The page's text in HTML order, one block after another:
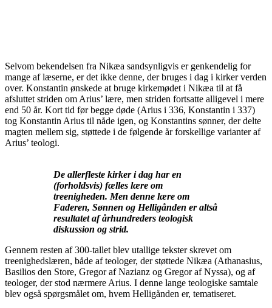
Selvom bekendelsen fra Nikæa sandsynligvis er genkendelig for
mange af læserne, er det ikke denne, der bruges i dag i kirker verden
over. Konstantin ønskede at bruge kirkemødet i Nikæa til at få
afsluttet striden om Arius’ lære, men striden fortsatte alligevel i mere
end 50 år. Kort tid før begge døde (Arius i 336, Konstantin i 337)
tog Konstantin Arius til nåde igen, og Konstantins sønner, der delte
magten mellem sig, støttede i de følgende år forskellige varianter af
Arius’ teologi.
De allerfleste kirker i dag har en
(forholdsvis) fælles lære om
treenigheden. Men denne lære om
Faderen, Sønnen og Helligånden er altså
resultatet af århundreders teologisk
diskussion og strid.
Gennem resten af 300-tallet blev utallige tekster skrevet om
treenighedslæren, både af teologer, der støttede Nikæa (Athanasius,
Basilios den Store, Gregor af Nazianz og Gregor af Nyssa), og af
teologer, der stod nærmere Arius. I denne lange teologiske samtale
blev også spørgsmålet om, hvem Helligånden er, tematiseret.